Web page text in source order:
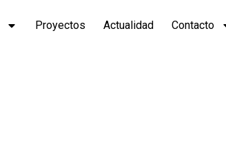
Proyectos Actualidad Contacto